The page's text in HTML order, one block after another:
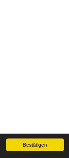
Bestätigen